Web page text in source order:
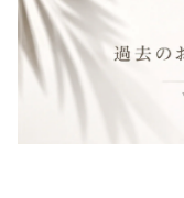
財布&小物
ウェア